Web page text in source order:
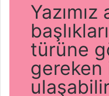
Yazımız
türüne
gereken